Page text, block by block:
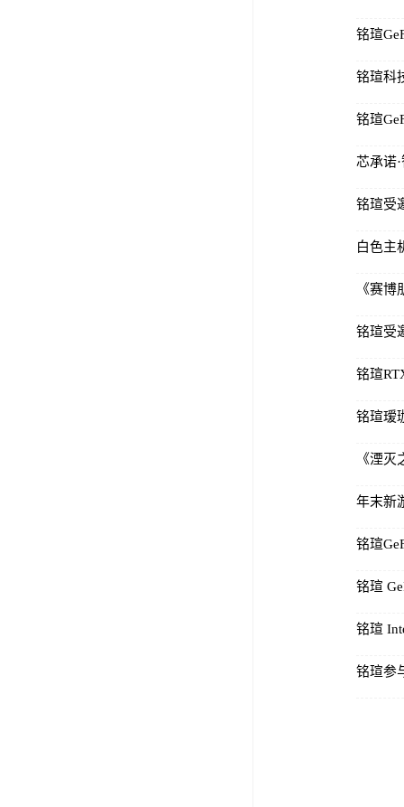
铭瑄
铭瑄科
铭瑄
芯承诺
铭瑄受
铭瑄受
铭瑄瑷
《湮
铭瑄
铭瑄
铭瑄参